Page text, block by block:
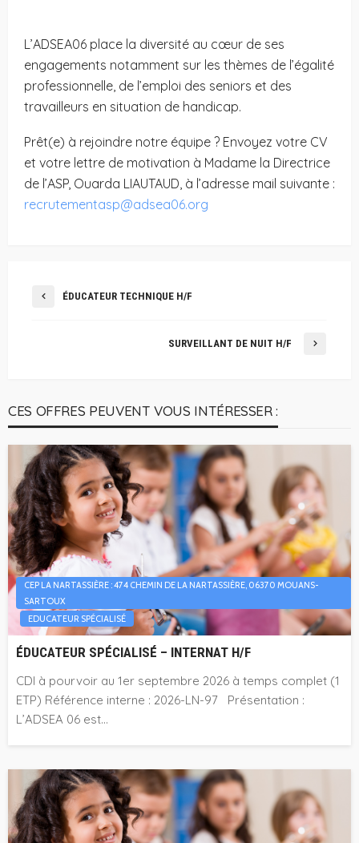
L’ADSEA06 place la diversité au cœur de ses
engagements notamment sur les thèmes de l’égalité
professionnelle, de l’emploi des seniors et des
travailleurs en situation de handicap.
Prêt(e) à rejoindre notre équipe ? Envoyez votre CV
et votre lettre de motivation à Madame la Directrice
de l’ASP, Ouarda LIAUTAUD, à l’adresse mail suivante :
recrutementasp@adsea06.org
ÉDUCATEUR TECHNIQUE H/F
SURVEILLANT DE NUIT H/F
CES OFFRES PEUVENT VOUS INTÉRESSER :
CEP LA NARTASSIÈRE : 474 CHEMIN DE LA NARTASSIÈRE, 06370 MOUANS-
SARTOUX
EDUCATEUR SPÉCIALISÉ
ÉDUCATEUR SPÉCIALISÉ – INTERNAT H/F
CDI à pourvoir au 1er septembre 2026 à temps complet (1
ETP) Référence interne : 2026-LN-97 Présentation :
L’ADSEA 06 est...